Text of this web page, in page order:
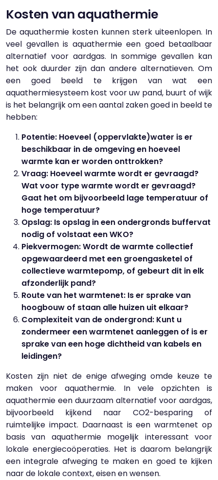
Kosten van aquathermie
De aquathermie kosten kunnen sterk uiteenlopen. In
veel gevallen is aquathermie een goed betaalbaar
alternatief voor aardgas. In sommige gevallen kan
het ook duurder zijn dan andere alternatieven. Om
een goed beeld te krijgen van wat een
aquathermiesysteem kost voor uw pand, buurt of wijk
is het belangrijk om een aantal zaken goed in beeld te
hebben:
Potentie: Hoeveel (oppervlakte)water is er
beschikbaar in de omgeving en hoeveel
warmte kan er worden onttrokken?
Vraag: Hoeveel warmte wordt er gevraagd?
Wat voor type warmte wordt er gevraagd?
Gaat het om bijvoorbeeld lage temperatuur of
hoge temperatuur?
Opslag: Is opslag in een ondergronds buffervat
nodig of volstaat een WKO?
Piekvermogen: Wordt de warmte collectief
opgewaardeerd met een groengasketel of
collectieve warmtepomp, of gebeurt dit in elk
afzonderlijk pand?
Route van het warmtenet: Is er sprake van
hoogbouw of staan alle huizen uit elkaar?
Complexiteit van de ondergrond: Kunt u
zondermeer een warmtenet aanleggen of is er
sprake van een hoge dichtheid van kabels en
leidingen?
Kosten zijn niet de enige afweging omde keuze te
maken voor aquathermie. In vele opzichten is
aquathermie een duurzaam alternatief voor aardgas,
bijvoorbeeld kijkend naar CO2-besparing of
ruimtelijke impact. Daarnaast is een warmtenet op
basis van aquathermie mogelijk interessant voor
lokale energiecoöperaties. Het is daarom belangrijk
een integrale afweging te maken en goed te kijken
naar de lokale context, eisen en wensen.